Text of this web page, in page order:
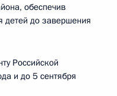
обеспечив
детей до завершения
Российской
и до 5 сентября